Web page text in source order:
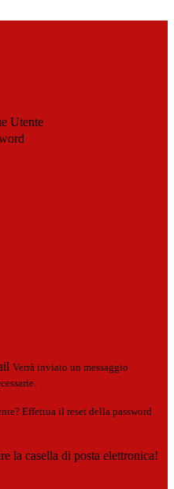
Utente
Verrà inviato un messaggio
Effettua il reset della password
la casella di posta elettronica!